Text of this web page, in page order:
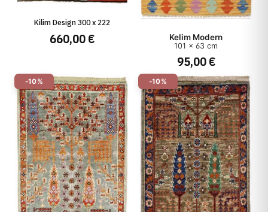
Kilim Design 300 x 222
660,00 € Kelim Modern
101 x 63 cm
95,00 €
-10% -10%